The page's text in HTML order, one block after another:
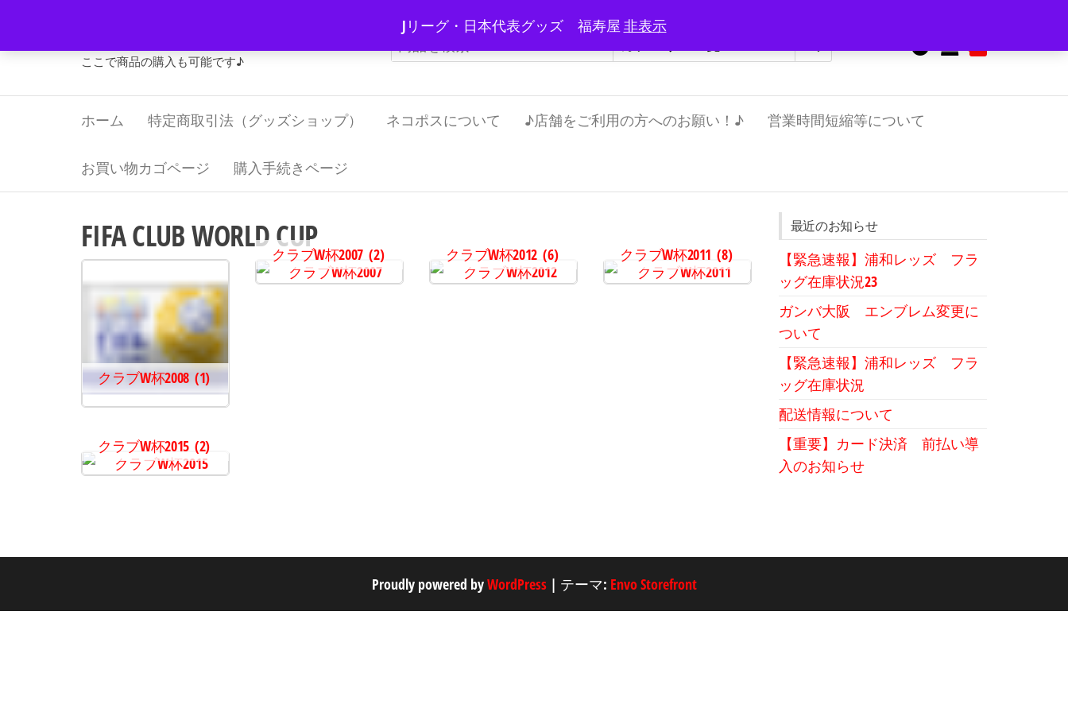
テ
ツ
ッ
Jリーグ・日本代表グッズ 福寿屋 非表示
ここで商品の購入も可能です♪
ホーム 特定商取引法（グッズショップ） ネコポスについて ♪店舗をご利用の方へのお願い！♪ 営業時間短縮等について
お買い物カゴページ 購入手続きページ
FIFA CLUB WORLD CUP
クラブW杯2008 (1)
クラブW杯2007 (2) クラブW杯2012 (6) クラブW杯2011 (8)
クラブW杯2015 (2)
最近のお知らせ
【緊急速報】浦和レッズ フラ
ッグ在庫状況23
ガンバ大阪 エンブレム変更に
ついて
【緊急速報】浦和レッズ フラ
ッグ在庫状況
配送情報について
【重要】カード決済 前払い導
入のお知らせ
Proudly powered byWordPress | テーマ: Envo Storefront